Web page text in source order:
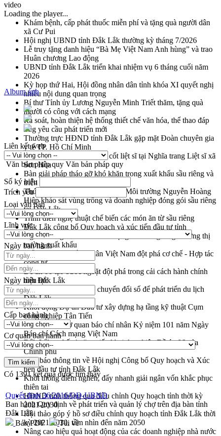
video
Loading the player...
Khám bệnh, cấp phát thuốc miễn phí và tặng quà người dân
xã Cư Pui
Hội nghị UBND tỉnh Đắk Lắk thường kỳ tháng 7/2026
Lễ truy tặng danh hiệu “Bà Mẹ Việt Nam Anh hùng” và trao
Huân chương Lao động
UBND tỉnh Đắk Lắk triển khai nhiệm vụ 6 tháng cuối năm
2026
Kỳ họp thứ Hai, Hội đồng nhân dân tỉnh khóa XI quyết nghị
nhiều nội dung quan trọng
Bí thư Tỉnh ủy Lương Nguyễn Minh Triết thăm, tặng quà
người có công với cách mạng
Rà soát, hoàn thiện hệ thống thiết chế văn hóa, thể thao đáp
ứng yêu cầu phát triển mới
Thường trực HĐND tỉnh Đắk Lắk gặp mặt Đoàn chuyên gia
y tế TP. Hồ Chí Minh
Lễ truy điệu và an táng hài cốt liệt sĩ tại Nghĩa trang Liệt sĩ xã
Sơn Hòa
Bàn giải pháp tháo gỡ khó khăn trong xuất khẩu sầu riêng và
triển khai quy định EUDR
Thứ trưởng Bộ Nông nghiệp và Môi trường Nguyễn Hoàng
Hiệp khảo sát vùng trồng và doanh nghiệp đóng gói sầu riêng
tại Đắk Lắk
Trình diễn nghệ thuật chế biến các món ăn từ sầu riêng
Đắk Lắk công bố Quy hoạch và xúc tiến đầu tư tỉnh
Ngành cá ngừ Đắk Lắk chủ động thích ứng để giữ vững thị
trường xuất khẩu
Diễn đàn Kinh tế tư nhân Việt Nam đột phá cơ chế - Hợp tác
công tư
Đề án 06 tạo bước ngoặt đột phá trong cải cách hành chính
tỉnh Đắk Lắk
Kết nối tour, đẩy mạnh chuyển đổi số để phát triển du lịch
Đắk Lắk
Khởi động Dự án Đầu tư xây dựng hạ tầng kỹ thuật Cụm
công nghiệp Tân Tiến
Gặp mặt các cơ quan báo chí nhân Kỷ niệm 101 năm Ngày
Báo chí Cách mạng Việt Nam
Đắk Lắk sơ kết 4 năm triển khai thực hiện Đề án 06 của
Chính phủ
Họp báo thông tin về Hội nghị Công bố Quy hoạch và Xúc
tiến đầu tư tỉnh Đắk Lắk
Khơi thông điểm nghẽn, đẩy nhanh giải ngân vốn khắc phục
thiên tai
HĐND tỉnh thông qua điều chỉnh Quy hoạch tỉnh thời kỳ
2021-2030
Hội thảo góp ý hồ sơ điều chỉnh quy hoạch tỉnh Đắk Lắk thời
kỳ 2021-2030, tầm nhìn đến năm 2050
Nâng cao hiệu quả hoạt động của các doanh nghiệp nhà nước
Album ảnh
Liên kết web
Văn bản pháp quy Văn bản pháp quy
Số ký hiệu
Trích yếu
Loại văn bản
Lĩnh vực
Ngày ban hành
Ngày hiệu lực
Cấp ban hành
Cơ quan ban hành
Có 1391kết quả được tìm thấy
Quyết định 36/2016/QĐ-UBND
Ban hành Quy định về phát triển và quản lý chợ trên địa bàn tỉnh
Đắk Lắk
Bản PDF
Tải về